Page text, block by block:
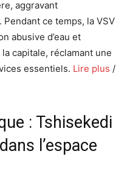
aggravant
ce temps, la VSV
abusive d’eau et
capitale, réclamant une
essentiels. Lire plus /
: Tshisekedi
l’espace